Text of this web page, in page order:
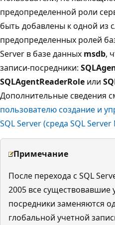
предопределенной роли
быть добавлены к одной из
предопределенных ролей
Server в базе данных msdb,
записи-посредники:
SQLAgentReaderRole или
Дополнительные сведения
пользователю создание и
SQL Server (среда SQL
Примечание
После перехода с SQL
2005 все существовавшие
посредники заменяются
глобальной учетной